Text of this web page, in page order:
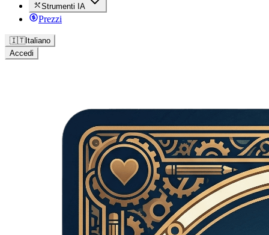
Strumenti IA
Prezzi
🇮🇹Italiano
Accedi